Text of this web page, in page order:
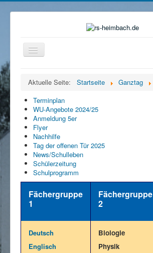
Navigation
an/aus
Ganztag
Beratung
Eltern
Förderverein
Mensa
Service
Aktuelle Seite: Startseite Ganztag
Terminplan
WU-Angebote 2024/25
Anmeldung 5er
Flyer
Nachhilfe
Tag der offenen Tür 2025
News/Schulleben
Schülerzeitung
Schulprogramm
Fächergruppe
1
Fächergruppe
2
Deutsch
Englisch
Biologie
Physik